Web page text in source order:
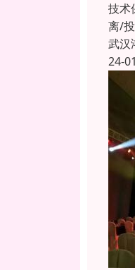
技术
离/
武汉
24-